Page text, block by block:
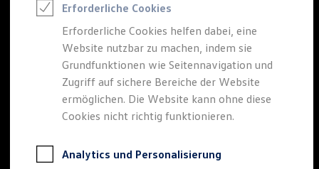
Elektroauto Leasing
Kleinwagen-Leasing
Leasing ohne Anzahlung
Finanzierung
Autokredit mit Schlussrate
Versicherungen und Garantien
Kfz-Versicherung
Restschuldversicherungen
Garantien
Professional Class bei Volkswagen
Erforderliche Cookies
Erforderliche Cookies helfen dabei, eine
Website nutzbar zu machen, indem sie
Grundfunktionen wie Seitennavigation und
Zugriff auf sichere Bereiche der Website
ermöglichen. Die Website kann ohne diese
Cookies nicht richtig funktionieren.
Analytics und Personalisierung